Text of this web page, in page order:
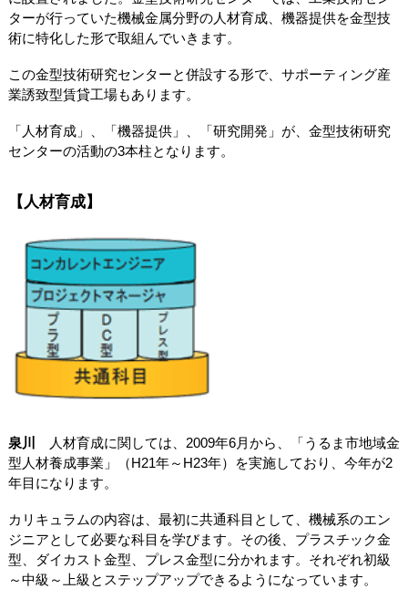
ターが行っていた機械金属分野の人材育成、機器提供を金型技
術に特化した形で取組んでいきます。
この金型技術研究センターと併設する形で、サポーティング産
業誘致型賃貸工場もあります。
「人材育成」、「機器提供」、「研究開発」が、金型技術研究
センターの活動の3本柱となります。
【人材育成】
泉川
人材育成に関しては、2009年6月から、「うるま市地域金
型人材養成事業」（H21年～H23年）を実施しており、今年が2
年目になります。
カリキュラムの内容は、最初に共通科目として、機械系のエン
ジニアとして必要な科目を学びます。その後、プラスチック金
型、ダイカスト金型、プレス金型に分かれます。それぞれ初級
～中級～上級とステップアップできるようになっています。